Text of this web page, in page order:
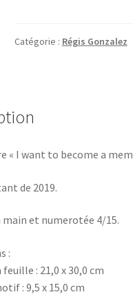
linogravure
become
a
IV"
Catégorie : Régis Gonzalez
« I want to become a
de 2019.
main et numerotée 4/15.
:
: 21,0 x 30,0 cm
: 9,5 x 15,0 cm